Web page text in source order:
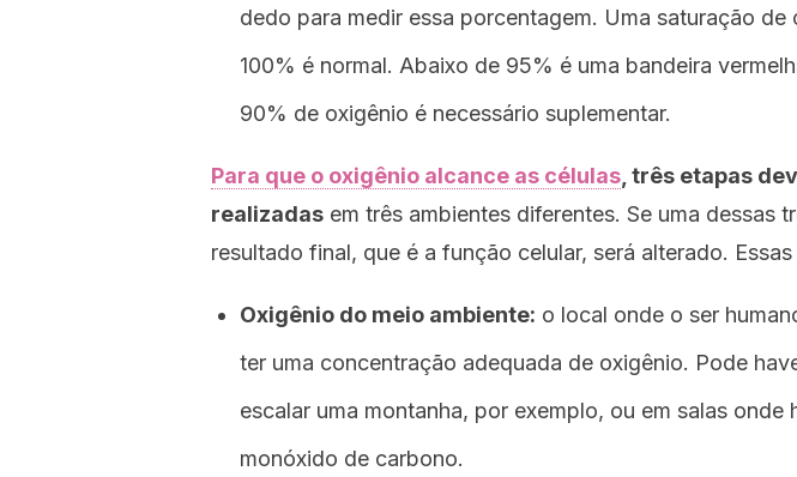
dedo para medir essa porcentagem. Uma saturação de
100% é normal. Abaixo de 95% é uma bandeira
90% de oxigênio é necessário suplementar.
Para que o oxigênio alcance as células , três etapas
realizadas em três ambientes diferentes. Se uma dessas
resultado final, que é a função celular, será alterado.
Oxigênio do meio ambiente: o local onde o ser
ter uma concentração adequada de oxigênio. Pode
escalar uma montanha, por exemplo, ou em salas onde
monóxido de carbono.